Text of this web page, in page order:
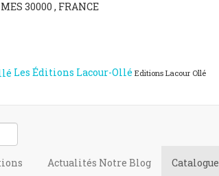
30000 , FRANCE
Les Éditions Lacour-Ollé Editions Lacour Ollé
Actualités Notre Blog Catalogue